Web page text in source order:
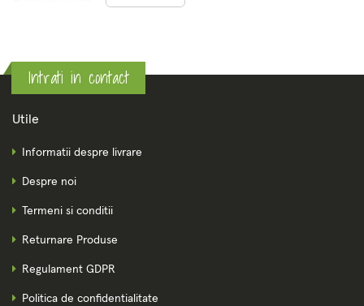
Intrati in contact
Utile
Informatii despre livrare
Despre noi
Termeni si conditii
Returnare Produse
Regulament GDPR
Politica de confidentialitate